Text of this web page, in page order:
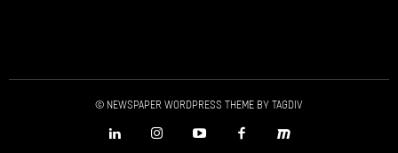
© Newspaper WordPress Theme by TagDiv